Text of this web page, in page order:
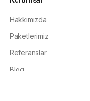
Hakkımızda
Paketlerimiz
Referanslar
Blog